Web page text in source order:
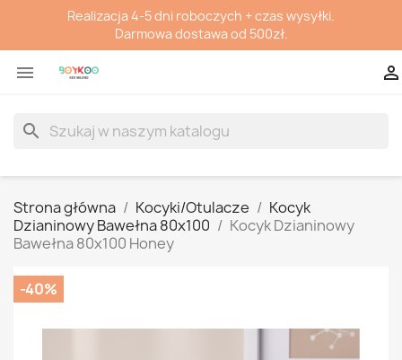
Realizacja 4-5 dni roboczych + czas wysyłki.
Darmowa dostawa od 500zł.
 
search
Strona główna Kocyki/Otulacze
Kocyk
Dzianinowy Bawełna 80x100
Kocyk Dzianinowy
Bawełna 80x100 Honey
-40%